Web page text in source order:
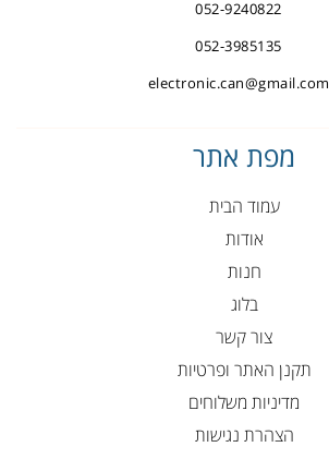
052-9240822
052-3985135
electronic.can@gmail.com
מפת אתר
עמוד הבית
אודות
חנות
בלוג
צור קשר
תקנן האתר ופרטיות
מדיניות משלוחים
הצהרת נגישות